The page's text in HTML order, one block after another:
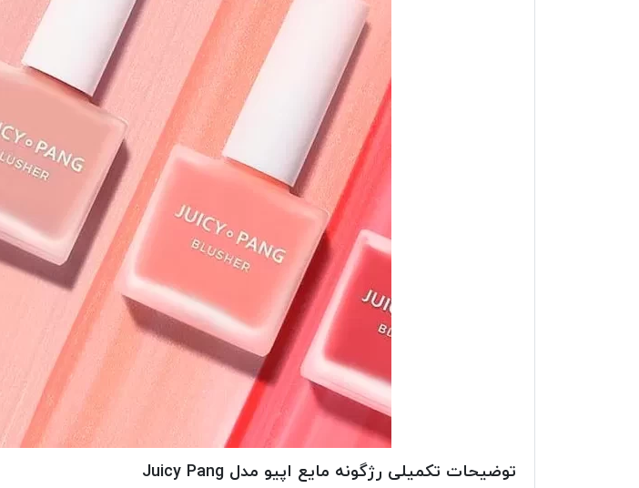
توضیحات تکمیلی رژگونه مایع اپیو مدل Juicy Pang